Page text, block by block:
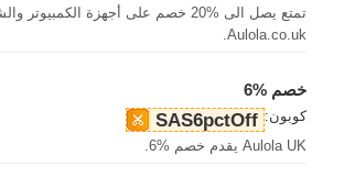
تمتع يصل الى %20 خصم على أجهزة
Aulola.co.uk.
خصم %6
كوبون: SAS6pctOff
Aulola UK يقدم خصم %6.